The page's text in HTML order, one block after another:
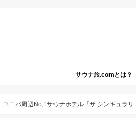
サウナ旅.comとは？
ユニバ周辺No,1サウナホテル「ザ シンギュラ